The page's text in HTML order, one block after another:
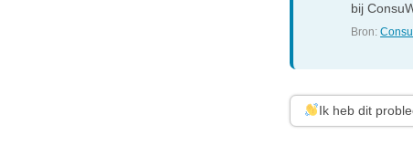
bij
Bron:
Ik heb dit